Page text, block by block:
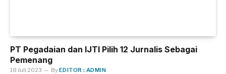
PT Pegadaian dan IJTI Pilih 12 Jurnalis Sebagai
Pemenang
18 Juli 2023 ByEDITOR : ADMIN